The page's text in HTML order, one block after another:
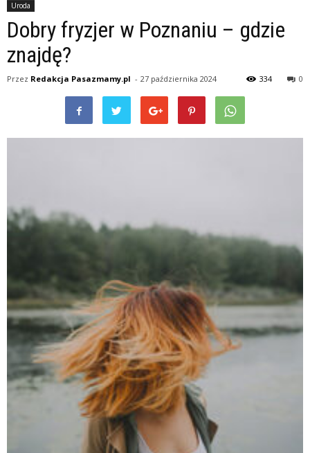
Uroda
Dobry fryzjer w Poznaniu – gdzie
znajdę?
Przez Redakcja Pasazmamy.pl - 27 października 2024 0
334